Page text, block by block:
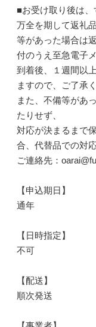
■お受け取り後は、
万全を期して返礼
等があった場合は
付のうえ至急電子
到着後、１週間以
ますので、ご了承
また、不備等があ
たりせず、
対応が決まるまで
合、代替品での対
ご連絡先：
【申込期日】
通年
【日時指定】
不可
【配送】
順次発送